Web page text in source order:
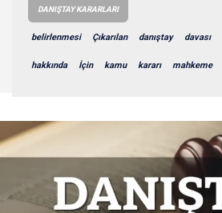
DANIŞTAY KARARLARI
belirlenmesi Çıkarılan danıştay davası
hakkında İçin kamu kararı mahkeme